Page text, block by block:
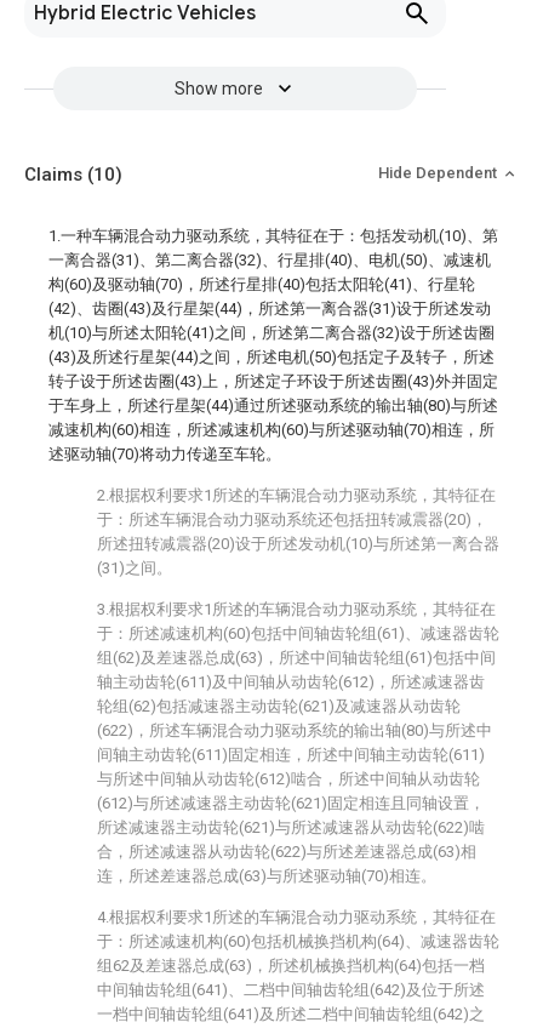
Hybrid Electric Vehicles
Show more
Claims (10) Hide Dependent
1.一种车辆混合动力驱动系统，其特征在于：包括发动机(10)、第
一离合器(31)、第二离合器(32)、行星排(40)、电机(50)、减速机
构(60)及驱动轴(70)，所述行星排(40)包括太阳轮(41)、行星轮
(42)、齿圈(43)及行星架(44)，所述第一离合器(31)设于所述发动
机(10)与所述太阳轮(41)之间，所述第二离合器(32)设于所述齿圈
(43)及所述行星架(44)之间，所述电机(50)包括定子及转子，所述
转子设于所述齿圈(43)上，所述定子环设于所述齿圈(43)外并固定
于车身上，所述行星架(44)通过所述驱动系统的输出轴(80)与所述
减速机构(60)相连，所述减速机构(60)与所述驱动轴(70)相连，所
述驱动轴(70)将动力传递至车轮。
2.根据权利要求1所述的车辆混合动力驱动系统，其特征在
于：所述车辆混合动力驱动系统还包括扭转减震器(20)，
所述扭转减震器(20)设于所述发动机(10)与所述第一离合器
(31)之间。
3.根据权利要求1所述的车辆混合动力驱动系统，其特征在
于：所述减速机构(60)包括中间轴齿轮组(61)、减速器齿轮
组(62)及差速器总成(63)，所述中间轴齿轮组(61)包括中间
轴主动齿轮(611)及中间轴从动齿轮(612)，所述减速器齿
轮组(62)包括减速器主动齿轮(621)及减速器从动齿轮
(622)，所述车辆混合动力驱动系统的输出轴(80)与所述中
间轴主动齿轮(611)固定相连，所述中间轴主动齿轮(611)
与所述中间轴从动齿轮(612)啮合，所述中间轴从动齿轮
(612)与所述减速器主动齿轮(621)固定相连且同轴设置，
所述减速器主动齿轮(621)与所述减速器从动齿轮(622)啮
合，所述减速器从动齿轮(622)与所述差速器总成(63)相
连，所述差速器总成(63)与所述驱动轴(70)相连。
4.根据权利要求1所述的车辆混合动力驱动系统，其特征在
于：所述减速机构(60)包括机械换挡机构(64)、减速器齿轮
组62及差速器总成(63)，所述机械换挡机构(64)包括一档
中间轴齿轮组(641)、二档中间轴齿轮组(642)及位于所述
一档中间轴齿轮组(641)及所述二档中间轴齿轮组(642)之